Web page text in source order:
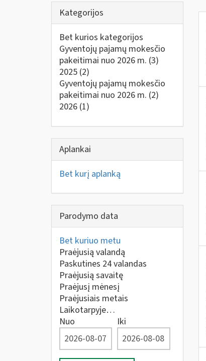
Kategorijos
Bet kurios kategorijos
Gyventojų pajamų mokesčio
pakeitimai nuo 2026 m. (3)
2025 (2)
Gyventojų pajamų mokesčio
pakeitimai nuo 2026 m. (2)
2026 (1)
Aplankai
Bet kurį aplanką
Parodymo data
Bet kuriuo metu
Praėjusią valandą
Paskutines 24 valandas
Praėjusią savaitę
Praėjusį mėnesį
Praėjusiais metais
Laikotarpyje…
Nuo
Iki